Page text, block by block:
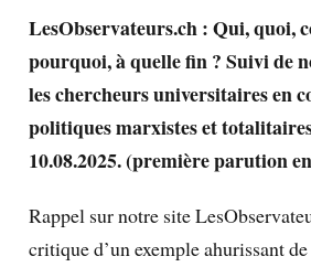
LesObservateurs.ch : Qui, quoi,
pourquoi, à quelle fin ? Suivi de
les chercheurs universitaires en
politiques marxistes et
10.08.2025. (première parution
Rappel sur notre site
critique d’un exemple ahurissant